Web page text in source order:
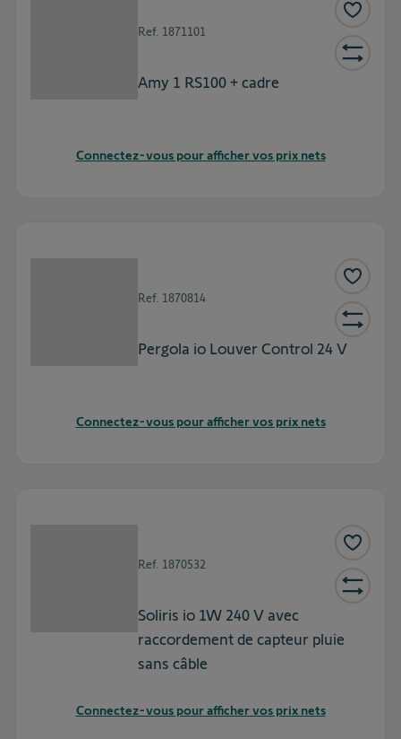
Ref. 1871101
Amy 1 RS100 + cadre
Connectez-vous pour afficher vos prix nets
Ref. 1870814
Pergola io Louver Control 24 V
Connectez-vous pour afficher vos prix nets
Ref. 1870532
Soliris io 1W 240 V avec
raccordement de capteur pluie
sans câble
Connectez-vous pour afficher vos prix nets